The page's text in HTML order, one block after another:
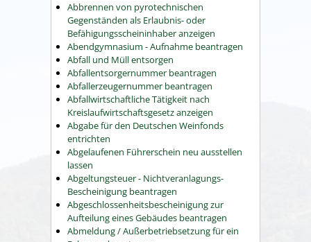
Abbrennen von pyrotechnischen
Gegenständen als Erlaubnis- oder
Befähigungsscheininhaber anzeigen
Abendgymnasium - Aufnahme beantragen
Abfall und Müll entsorgen
Abfallentsorgernummer beantragen
Abfallerzeugernummer beantragen
Abfallwirtschaftliche Tätigkeit nach
Kreislaufwirtschaftsgesetz anzeigen
Abgabe für den Deutschen Weinfonds
entrichten
Abgelaufenen Führerschein neu ausstellen
lassen
Abgeltungsteuer - Nichtveranlagungs-
Bescheinigung beantragen
Abgeschlossenheitsbescheinigung zur
Aufteilung eines Gebäudes beantragen
Abmeldung / Außerbetriebsetzung für ein